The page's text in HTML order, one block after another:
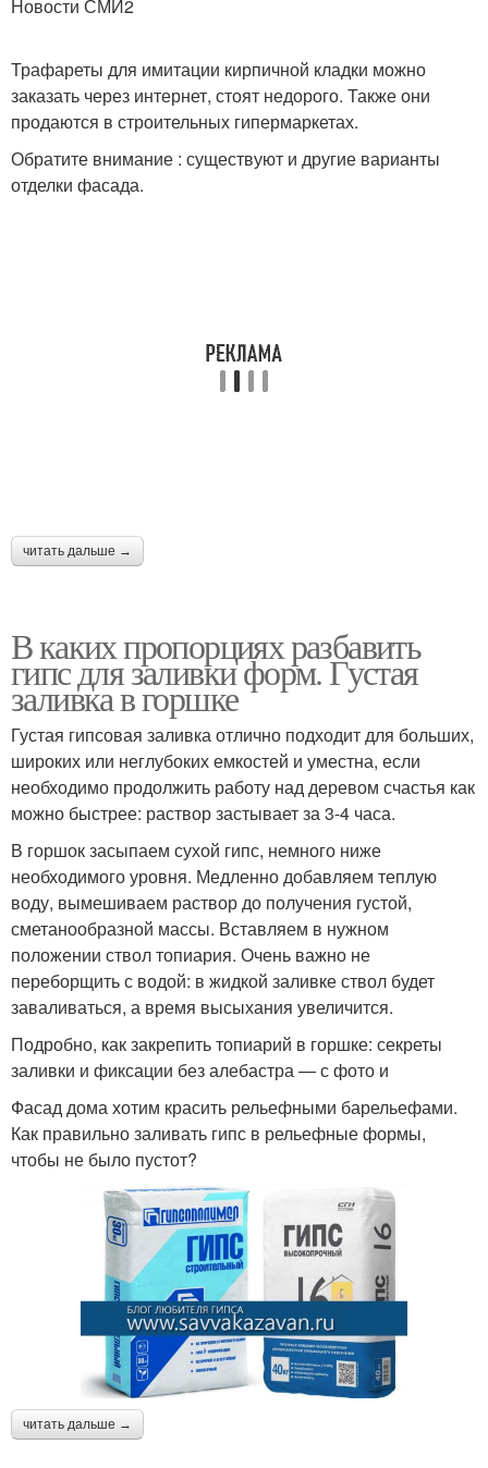
Новости СМИ2
Трафареты для имитации кирпичной кладки можно
заказать через интернет, стоят недорого. Также они
продаются в строительных гипермаркетах.
Обратите внимание : существуют и другие варианты
отделки фасада.
читать дальше →
В каких пропорциях разбавить
гипс для заливки форм. Густая
заливка в горшке
Густая гипсовая заливка отлично подходит для больших,
широких или неглубоких емкостей и уместна, если
необходимо продолжить работу над деревом счастья как
можно быстрее: раствор застывает за 3-4 часа.
В горшок засыпаем сухой гипс, немного ниже
необходимого уровня. Медленно добавляем теплую
воду, вымешиваем раствор до получения густой,
сметанообразной массы. Вставляем в нужном
положении ствол топиария. Очень важно не
переборщить с водой: в жидкой заливке ствол будет
заваливаться, а время высыхания увеличится.
Подробно, как закрепить топиарий в горшке: секреты
заливки и фиксации без алебастра — с фото и
Фасад дома хотим красить рельефными барельефами.
Как правильно заливать гипс в рельефные формы,
чтобы не было пустот?
читать дальше →